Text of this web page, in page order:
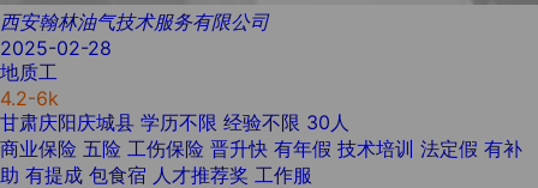
西安翰林油气技术服务有限公司
2025-02-28
地质工
4.2-6k
甘肃庆阳庆城县 学历不限 经验不限 30人
商业保险 五险 工伤保险 晋升快 有年假 技术培训 法定假 有补
助 有提成 包食宿 人才推荐奖 工作服